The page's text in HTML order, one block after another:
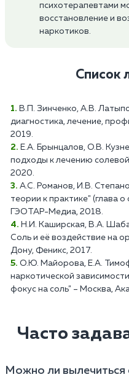
психотерапевтами
восстановление и
наркотиков.
Список
В.П. Зинченко, А.В.
диагностика, лечение,
2019.
Е.А. Брынцалов, О.В.
подходы к лечению
2020.
А.С. Романов, И.В.
теории к практике" (глава
ГЭОТАР-Медиа, 2018.
Н.И. Каширская, В.А.
Соль и её воздействие на
Дону, Феникс, 2017.
О.Ю. Майорова, Е.А.
наркотической
фокус на соль" – Москва,
Часто
Можно ли вылечиться